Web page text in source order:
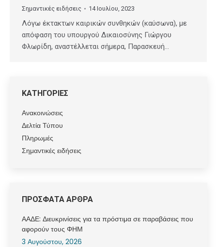
Σημαντικές ειδήσεις 14 Ιουλίου, 2023
Λόγω έκτακτων καιρικών συνθηκών (καύσωνα), με
απόφαση του υπουργού Δικαιοσύνης Γιώργου
Φλωρίδη, αναστέλλεται σήμερα, Παρασκευή…
ΚΑΤΗΓΟΡΙΕΣ
Ανακοινώσεις
Δελτία Τύπου
Πληρωμές
Σημαντικές ειδήσεις
ΠΡΟΣΦΑΤΑ ΑΡΘΡΑ
ΑΑΔΕ: Διευκρινίσεις για τα πρόστιμα σε παραβάσεις που
αφορούν τους ΦΗΜ
3 Αυγούστου, 2026